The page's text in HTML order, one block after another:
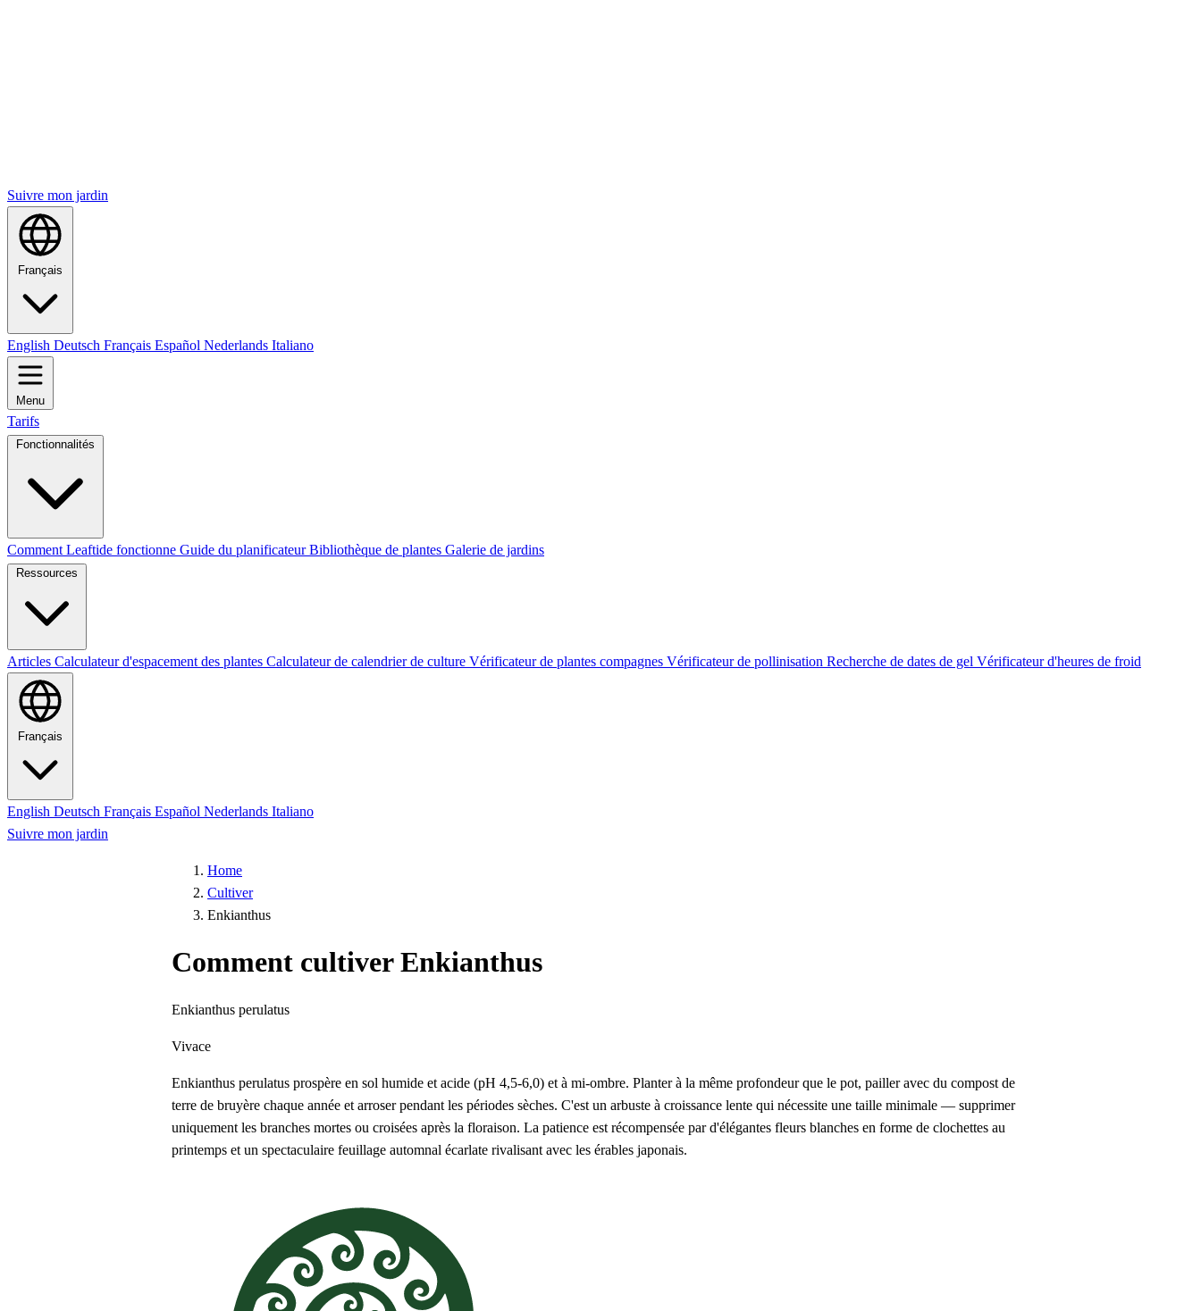
Suivre mon jardin
Français
English Deutsch Français Español Nederlands Italiano
Menu
Tarifs
Fonctionnalités
Comment Leaftide fonctionne Guide du planificateurBibliothèque de plantes Galerie de jardins
Ressources
Articles Calculateur d'espacement des plantes Calculateur de calendrier de culture Vérificateur de plantes compagnes Vérificateur de pollinisation Recherche de dates de gel Vérificateur d'heures de froid
Français
English Deutsch Français Español Nederlands Italiano
Suivre mon jardin
Home
Cultiver
Enkianthus
Comment cultiver Enkianthus
Enkianthus perulatus
Vivace
Enkianthus perulatus prospère en sol humide et acide (pH 4,5-6,0) et à mi-ombre. Planter à la même profondeur que le pot, pailler avec du compost de
terre de bruyère chaque année et arroser pendant les périodes sèches. C'est un arbuste à croissance lente qui nécessite une taille minimale — supprimer
uniquement les branches mortes ou croisées après la floraison. La patience est récompensée par d'élégantes fleurs blanches en forme de clochettes au
printemps et un spectaculaire feuillage automnal écarlate rivalisant avec les érables japonais.